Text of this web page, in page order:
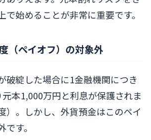
で始めることが非常に重要です。
（ペイオフ）の対象外
破綻した場合に1金融機関につき
本1,000万円と利息が保護されま
）。しかし、外貨預金はこのペイ
す。